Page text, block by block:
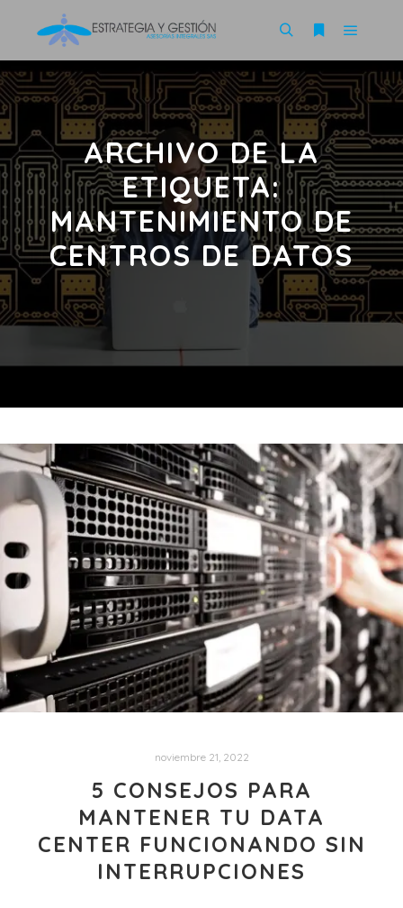
ARCHIVO DE LA
ETIQUETA:
MANTENIMIENTO DE
CENTROS DE DATOS
noviembre 21, 2022
5 CONSEJOS PARA
MANTENER TU DATA
CENTER FUNCIONANDO SIN
INTERRUPCIONES